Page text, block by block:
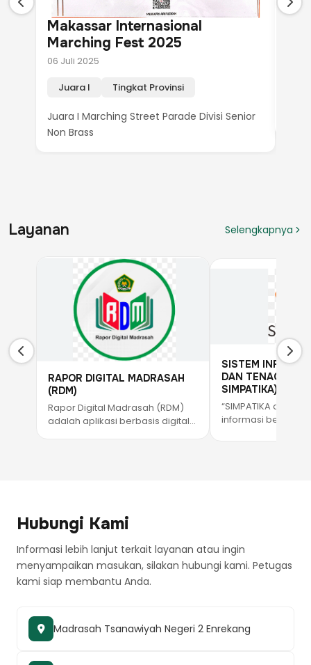
Makassar Internasional
Marching Fest 2025
06 Juli 2025
Juara I
Tingkat Provinsi
Juara I Marching Street Parade Divisi Senior
Non Brass
Layanan Selengkapnya
RAPOR DIGITAL MADRASAH
(RDM)
Rapor Digital Madrasah (RDM)
adalah aplikasi berbasis digital
secara efektif, efisien, dan
terintegrasi.”
SISTEM
DAN TENAGA
SIMPATIKA)
“SIMPATIKA adalah
informasi berbasis
Hubungi Kami
Informasi lebih lanjut terkait layanan atau ingin
menyampaikan masukan, silakan hubungi kami. Petugas
kami siap membantu Anda.
Madrasah Tsanawiyah Negeri 2 Enrekang